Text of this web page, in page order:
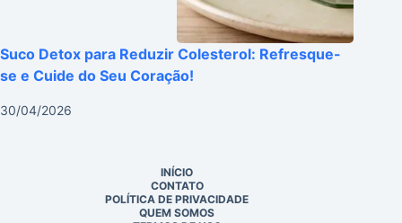
Suco Detox para Reduzir Colesterol: Refresque-
se e Cuide do Seu Coração!
30/04/2026
INÍCIO
CONTATO
POLÍTICA DE PRIVACIDADE
QUEM SOMOS